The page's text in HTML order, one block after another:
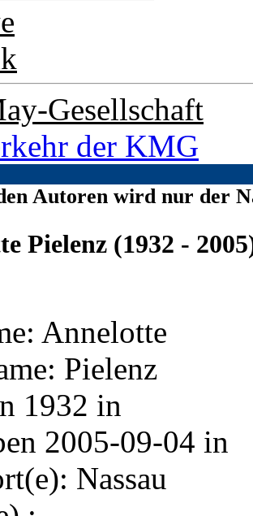
Gesellschaft
der KMG
Autoren wird nur der
Pielenz (1932 -
Annelotte
Pielenz
1932 in
2005-09-04 in
Nassau